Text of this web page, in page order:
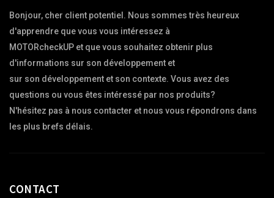
Bonjour, cher client potentiel. Nous sommes très heureux
d'apprendre que vous vous intéressez à
MOTORcheckUP et que vous souhaitez obtenir plus
d'informations sur son développement et
sur son développement et son contexte. Vous avez des
questions ou vous êtes intéressé par nos produits?
N'hésitez pas à nous contacter et nous vous répondrons dans
CONTACT